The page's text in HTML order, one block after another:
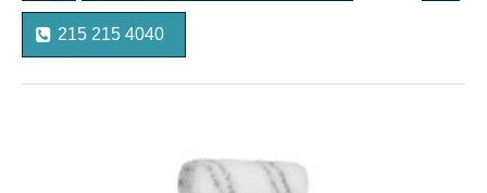
215 215 4040